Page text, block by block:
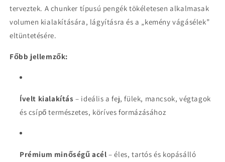
terveztek. A chunker típusú pengék tökéletesen alkalmasak
volumen kialakítására, lágyításra és a „kemény vágásélek”
eltüntetésére.
Főbb jellemzők:
Ívelt kialakítás – ideális a fej, fülek, mancsok, végtagok
és csípő természetes, köríves formázásához
Prémium minőségű acél – éles, tartós és kopásálló